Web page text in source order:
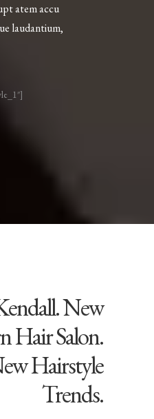
atem accu
laudantium,
New
Hair Salon.
Hairstyle
Trends.